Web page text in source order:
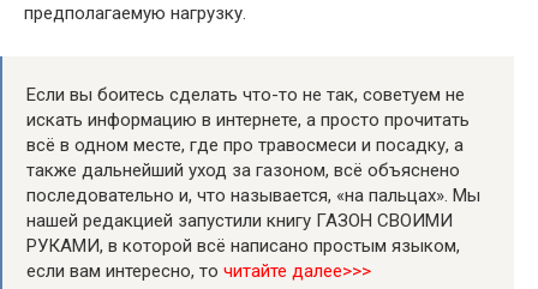
предполагаемую нагрузку.
Если вы боитесь сделать что-то не так, советуем не
искать информацию в интернете, а просто прочитать
всё в одном месте, где про травосмеси и посадку, а
также дальнейший уход за газоном, всё объяснено
последовательно и, что называется, «на пальцах». Мы
нашей редакцией запустили книгу ГАЗОН СВОИМИ
РУКАМИ, в которой всё написано простым языком,
если вам интересно, то читайте далее>>>